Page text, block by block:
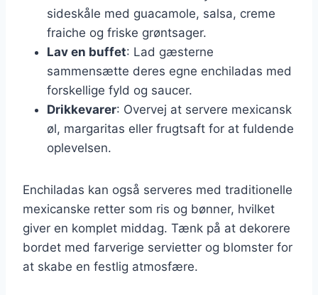
sideskåle med guacamole, salsa, creme
fraiche og friske grøntsager.
Lav en buffet: Lad gæsterne
sammensætte deres egne enchiladas med
forskellige fyld og saucer.
Drikkevarer: Overvej at servere mexicansk
øl, margaritas eller frugtsaft for at fuldende
oplevelsen.
Enchiladas kan også serveres med traditionelle
mexicanske retter som ris og bønner, hvilket
giver en komplet middag. Tænk på at dekorere
bordet med farverige servietter og blomster for
at skabe en festlig atmosfære.